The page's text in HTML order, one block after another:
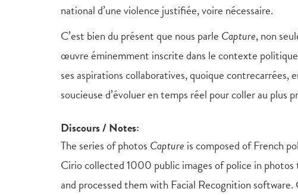
national d’une violence justifiée, voire nécessaire.
C’est bien du présent que nous parle Capture, non
œuvre éminemment inscrite dans le contexte politique
ses aspirations collaboratives, quoique
soucieuse d’évoluer en temps réel pour coller au plus
Discours / Notes:
The series of photos Capture is composed of French
Cirio collected 1000 public images of police in
and processed them with Facial Recognition